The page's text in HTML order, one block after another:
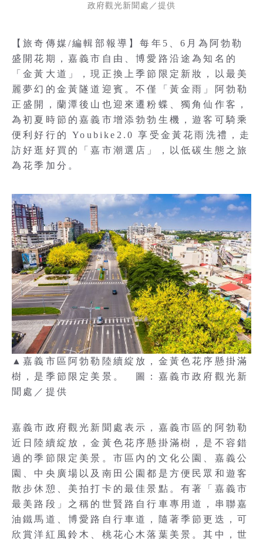
政府觀光新聞處／提供
【旅奇傳媒/編輯部報導】每年5、6月為阿勃勒
盛開花期，嘉義市自由、博愛路沿途為知名的
「金黃大道」，現正換上季節限定新妝，以最美
麗夢幻的金黃隧道迎賓。不僅「黃金雨」阿勃勒
正盛開，蘭潭後山也迎來遷粉蝶、獨角仙作客，
為初夏時節的嘉義市增添勃勃生機，遊客可騎乘
便利好行的 Youbike2.0 享受金黃花雨洗禮，走
訪好逛好買的「嘉市潮選店」，以低碳生態之旅
為花季加分。
▲嘉義市區阿勃勒陸續綻放，金黃色花序懸掛滿
樹，是季節限定美景。 圖：嘉義市政府觀光新
聞處／提供
嘉義市政府觀光新聞處表示，嘉義市區的阿勃勒
近日陸續綻放，金黃色花序懸掛滿樹，是不容錯
過的季節限定美景。市區內的文化公園、嘉義公
園、中央廣場以及南田公園都是方便民眾和遊客
散步休憩、美拍打卡的最佳景點。有著「嘉義市
最美路段」之稱的世賢路自行車專用道，串聯嘉
油鐵馬道、博愛路自行車道，隨著季節更迭，可
欣賞洋紅風鈴木、桃花心木落葉美景。其中，世